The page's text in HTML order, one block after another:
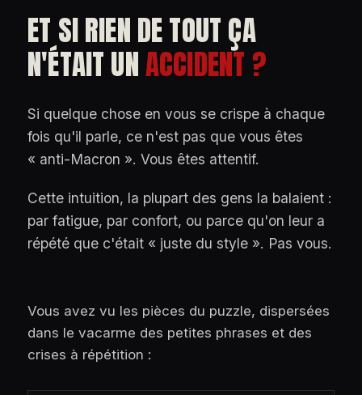
ET SI RIEN DE TOUT ÇA
N'ÉTAIT UNACCIDENT ?
Si quelque chose en vous se crispe à chaque
fois qu'il parle, ce n'est pas que vous êtes
« anti-Macron ». Vous êtes attentif.
Cette intuition, la plupart des gens la balaient :
par fatigue, par confort, ou parce qu'on leur a
répété que c'était « juste du style ». Pas vous.
Vous avez vu les pièces du puzzle, dispersées
dans le vacarme des petites phrases et des
crises à répétition :